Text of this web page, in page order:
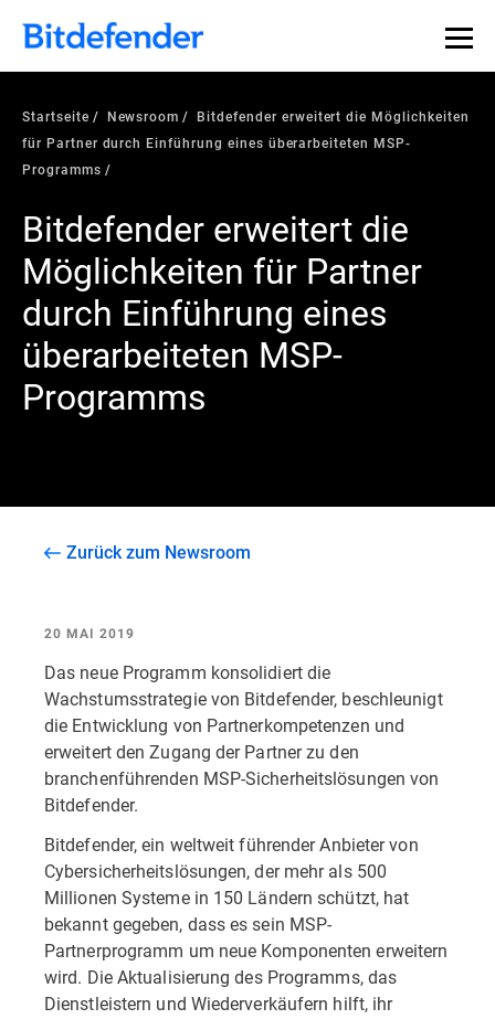
Startseite Newsroom
Bitdefender erweitert die Möglichkeiten
für Partner durch Einführung eines überarbeiteten MSP-
Programms
Bitdefender erweitert die
Möglichkeiten für Partner
durch Einführung eines
überarbeiteten MSP-
Programms
Zurück zum Newsroom
20 MAI 2019
Das neue Programm konsolidiert die
Wachstumsstrategie von Bitdefender, beschleunigt
die Entwicklung von Partnerkompetenzen und
erweitert den Zugang der Partner zu den
branchenführenden MSP-Sicherheitslösungen von
Bitdefender.
Bitdefender, ein weltweit führender Anbieter von
Cybersicherheitslösungen, der mehr als 500
Millionen Systeme in 150 Ländern schützt, hat
bekannt gegeben, dass es sein MSP-
Partnerprogramm um neue Komponenten erweitern
wird. Die Aktualisierung des Programms, das
Dienstleistern und Wiederverkäufern hilft, ihr